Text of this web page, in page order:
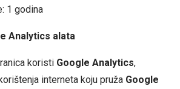
1 godina
Analytics alata
koristi Google Analytics,
interneta koju pruža Google